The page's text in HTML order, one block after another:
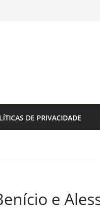
DE PRIVACIDADE
e